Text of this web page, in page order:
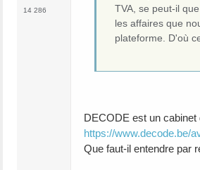
14 286
TVA, se peut-il
les affaires que
plateforme. D'où
DECODE est un cabinet
https://www.decode.be/
Que faut-il entendre par